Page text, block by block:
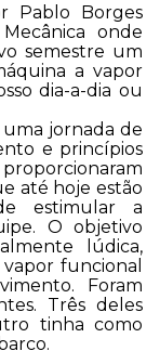
Pablo Borges
onde
semestre um
a vapor
dia-a-dia ou
jornada de
e princípios
até hoje estão
estimular a
O objetivo
lúdica,
funcional
Foram
Três deles
tinha como